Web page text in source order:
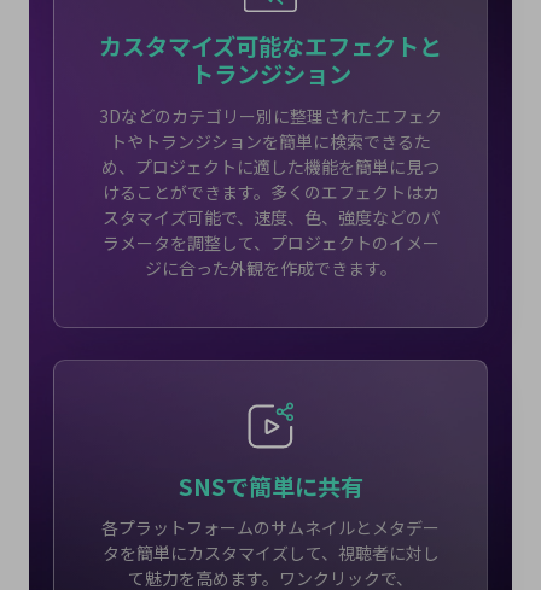
カスタマイズ可能なエフェクトと
トランジション
3Dなどのカテゴリー別に整理されたエフェク
トやトランジションを簡単に検索できるた
め、プロジェクトに適した機能を簡単に見つ
けることができます。多くのエフェクトはカ
スタマイズ可能で、速度、色、強度などのパ
ラメータを調整して、プロジェクトのイメー
ジに合った外観を作成できます。
SNSで簡単に共有
各プラットフォームのサムネイルとメタデー
タを簡単にカスタマイズして、視聴者に対し
て魅力を高めます。ワンクリックで、